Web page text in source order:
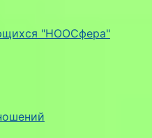
"НООСфера"